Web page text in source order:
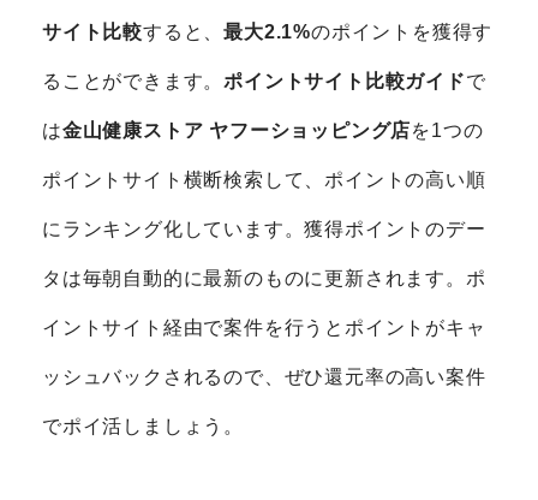
サイト比較すると、最大2.1%のポイントを獲得す
ることができます。ポイントサイト比較ガイドで
は金山健康ストア ヤフーショッピング店を1つの
ポイントサイト横断検索して、ポイントの高い順
にランキング化しています。獲得ポイントのデー
タは毎朝自動的に最新のものに更新されます。ポ
イントサイト経由で案件を行うとポイントがキャ
ッシュバックされるので、ぜひ還元率の高い案件
でポイ活しましょう。